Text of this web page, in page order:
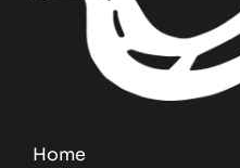
Home